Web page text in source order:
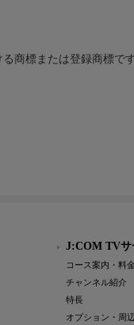
商標または登録商標です
J:COM TVサ
コース案内・料金
チャンネル紹介
特長
オプション・周